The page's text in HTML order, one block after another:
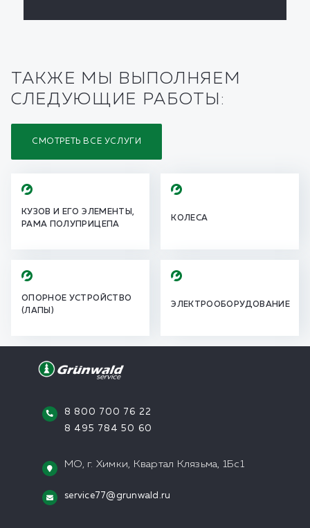
ТАКЖЕ МЫ ВЫПОЛНЯЕМ
СЛЕДУЮЩИЕ РАБОТЫ:
СМОТРЕТЬ ВСЕ УСЛУГИ
КУЗОВ И ЕГО ЭЛЕМЕНТЫ,
РАМА ПОЛУПРИЦЕПА
КОЛЕСА
ОПОРНОЕ УСТРОЙСТВО
(ЛАПЫ)
ЭЛЕКТРООБОРУДОВАНИЕ
8 800 700 76 22
8 495 784 50 60
МО, г. Химки, Квартал Клязьма, 1Бс1
service77@grunwald.ru